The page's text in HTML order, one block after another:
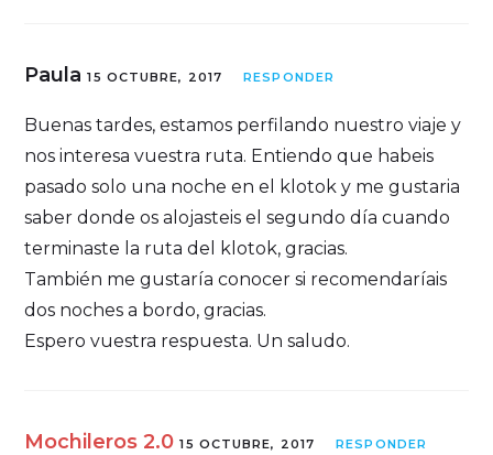
Paula15 OCTUBRE, 2017 RESPONDER
Buenas tardes, estamos perfilando nuestro viaje y
nos interesa vuestra ruta. Entiendo que habeis
pasado solo una noche en el klotok y me gustaria
saber donde os alojasteis el segundo día cuando
terminaste la ruta del klotok, gracias.
También me gustaría conocer si recomendaríais
dos noches a bordo, gracias.
Espero vuestra respuesta. Un saludo.
Mochileros 2.0 15 OCTUBRE, 2017 RESPONDER